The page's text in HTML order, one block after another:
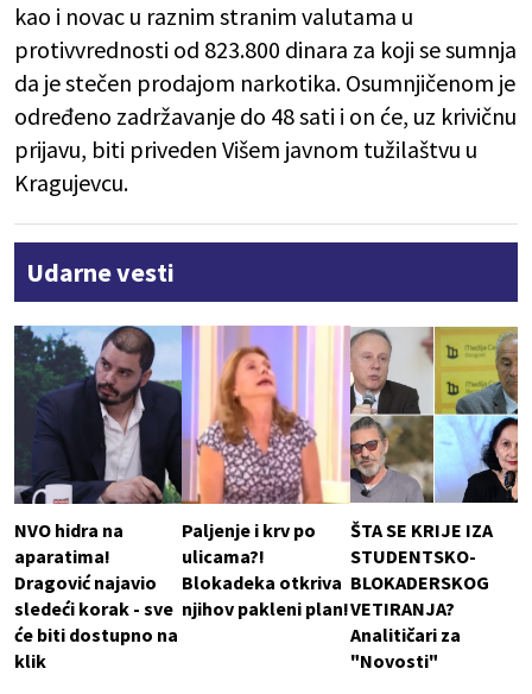
kao i novac u raznim stranim valutama u
protivvrednosti od 823.800 dinara za koji se sumnja
da je stečen prodajom narkotika. Osumnjičenom je
određeno zadržavanje do 48 sati i on će, uz krivičnu
prijavu, biti priveden Višem javnom tužilaštvu u
Kragujevcu.
Udarne vesti
NVO hidra na
aparatima!
Dragović najavio
sledeći korak - sve
će biti dostupno na
klik
Paljenje i krv po
ulicama?!
Blokadeka otkriva
njihov pakleni plan!
ŠTA SE KRIJE IZA
STUDENTSKO-
BLOKADERSKOG
VETIRANJA?
Analitičari za
"Novosti"